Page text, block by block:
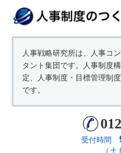
人事戦略研究所は、人事コ
タント集団です。人事制度
定、人事制度・目標管理制
です。
受付時間
（